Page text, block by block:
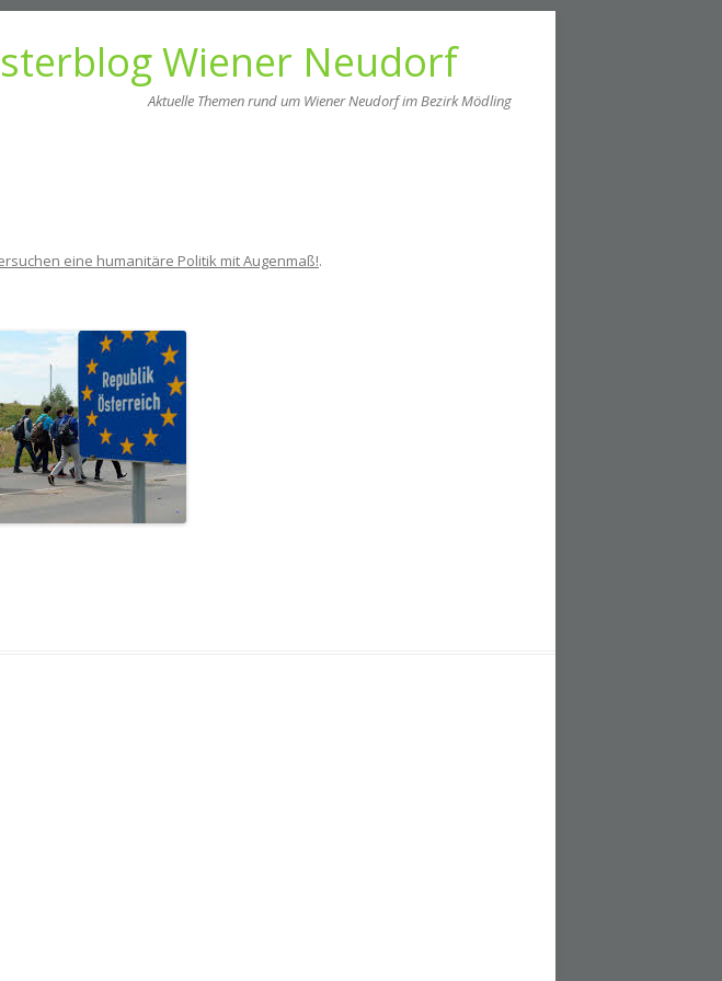
Wiener Neudorf
Aktuelle Themen rund um Wiener Neudorf im Bezirk Mödling
eine humanitäre Politik mit Augenmaß!.